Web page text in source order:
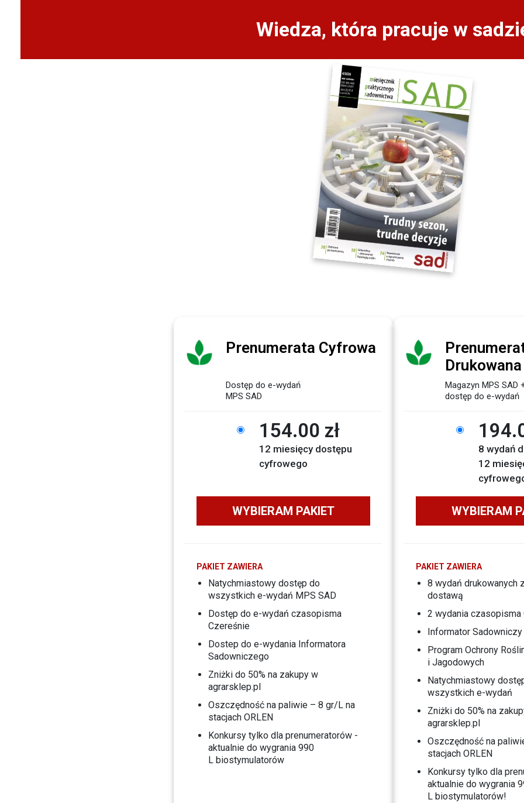
Wiedza, która pracuje w
Prenumerata Cyfrowa
Dostęp do e-wydań
MPS SAD
154.00 zł
12 miesięcy dostępu
cyfrowego
WYBIERAM PAKIET
PAKIET ZAWIERA
Natychmiastowy dostęp do
wszystkich e-wydań MPS SAD
Dostęp do e-wydań czasopisma
Czereśnie
Dostep do e-wydania Informatora
Sadowniczego
Zniżki do 50% na zakupy w
agrarsklep.pl
Oszczędność na paliwie – 8 gr/L na
stacjach ORLEN
Konkursy tylko dla prenumeratorów -
aktualnie do wygrania 990
L biostymulatorów
Magazyn MPS SAD
dostęp do e-wydań
8 wydań
12
WYBIERAM
PAKIET ZAWIERA
8 wydań drukowanych
dostawą
2 wydania czasopisma
Informator Sadowniczy
Program Ochrony
i Jagodowych
Natychmiastowy
wszystkich e-wydań
Zniżki do 50% na
agrarsklep.pl
Oszczędność na
stacjach ORLEN
Konkursy tylko dla
aktualnie do wygrania
L biostymulatorów!